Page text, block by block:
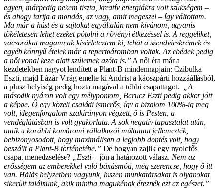
egyen, márpedig nekem tiszta, kreatív energiákra volt szükségem –
és ahogy tartja a mondás, az vagy, amit megeszel – így váltottam.
Ma már a húst és a sajtokat egyáltalán nem kívánom, ugyanis
tökéletesen lehet ezeket pótolni a növényi étkezéssel is. A reggeliket,
vacsorákat magamnak kísérleteztem ki, tehát a szendvicskrémek és
egyéb könnyű ételek már a repertoáromban voltak. Az ebédek pedig
a női vonal keze alatt születnek azóta is.” A női éra már a
kezdetekben nagyot lendített a Plant-B mindennapjain: Czibulka
Eszti, majd Lázár Virág emelte ki Andrist a káoszpárti hozzáállásból,
a plusz helyiség pedig hozta magával a többi csapattagot.
„A
második nyáron volt egy mélypontom, Barucz Eszti pedig akkor jött
a képbe. Ő egy közeli családi ismerős, így a bizalom 100%-ig meg
volt, idegenforgalom szakirányon végzett, ő is Pesten, a
vendéglátásban is volt gyakorlata. A sok negatív tapasztalat után,
amik a korábbi komáromi vállalkozói múltamat jellemezték,
bebizonyosodott, hogy maximálisan a legjobb döntés volt, hogy
beszállt a Plant-B történetébe.” De hogyan zajlik egy nyolcfős
csapat menedzselése?
„Eszti – jön a határozott válasz. Nem az
erősségem az emberekkel való bánásmód, még szerencse, hogy ő itt
van. Hálás helyzetben vagyunk, hiszen munkatársakat is olyanokat
sikerült találnunk, akik mintha magukénak éreznék ezt az egészet.”